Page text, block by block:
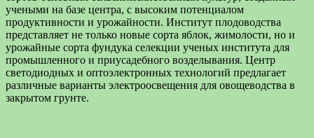
учеными на базе центра, с высоким потенциалом
продуктивности и урожайности. Институт плодоводства
представляет не только новые сорта яблок, жимолости, но и
урожайные сорта фундука селекции ученых института для
промышленного и приусадебного возделывания. Центр
светодиодных и оптоэлектронных технологий предлагает
различные варианты электроосвещения для овощеводства в
закрытом грунте.